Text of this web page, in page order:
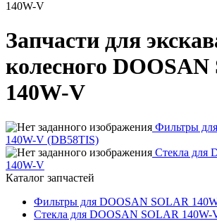
140W-V
Запчасти для
колесного
140W-V
Фильтры
140W-V (DB58TIS)
Стекла для
140W-V
Каталог запчастей
Фильтры для DOOSAN SOLAR
Стекла для DOOSAN SOLAR 140W-